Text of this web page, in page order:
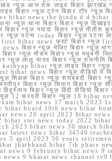
न्यूज़ आज तक लाइव बिहार
न्यूज़ ट्रेन बिहार टॉप न्यूज़
bihar news the hindu d d bihar
न्यूज़ थाना बिहार बिहार न्यूज़
न्यूज़ नवादा बिहार न्यूज़ नीतीश
पटना today बिहार न्यूज़ पटना
bihar news फर्स्ट बिहार न्यूज़
news बिहार न्यूज़ भेजिए बिहार न्यूज़
न्यूज़ मौसम बिहार न्यूज़ मधुबनी
लालू यादव बिहार न्यूज़ राजनीति
bihar न्यूज़ लाइव बिहार न्यूज़
news बिहार न्यूज़ वीडियो में
शिक्षक बिहार न्यूज़ शराबबंदी बिहार
बिहार न्यूज़ सिवान बिहार न्यूज़
बिहार न्यूज़ हिंदी वीडियो
न्यूज़ 12 फरवरी बिहार न्यूज़ 18
bihar news 17 march 2023
board 10th news bihar
news 20 april 2023 bihar
stet news today 2022
2023 bihar news 30 march
latest news bihar 34540
5 april 2023 50 years
jharkhand bihar 7th phase
9 february bihar news 9
9 bharat news channel tv9